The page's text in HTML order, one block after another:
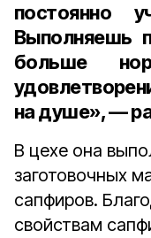
постоянно
Выполняешь
больше
на душе», —
В цехе она
заготовочных
сапфиров.
свойствам